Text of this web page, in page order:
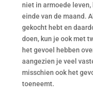
niet in armoede
einde van de maand.
gekocht hebt en
doen, kun je ook met
het gevoel hebben
aangezien je veel
misschien ook het
toeneemt.